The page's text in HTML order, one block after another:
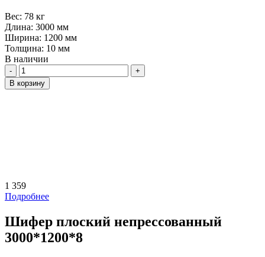
Вес: 78 кг
Длина: 3000 мм
Ширина: 1200 мм
Толщина: 10 мм
В наличии
Количество
В корзину
1 359
Подробнее
Шифер плоский непрессованный
3000*1200*8